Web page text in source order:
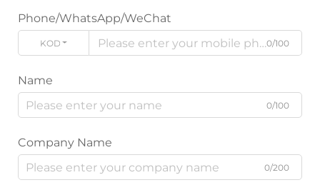
Phone/WhatsApp/WeChat
KODE 0/100
Name
0/100
Company Name
0/200